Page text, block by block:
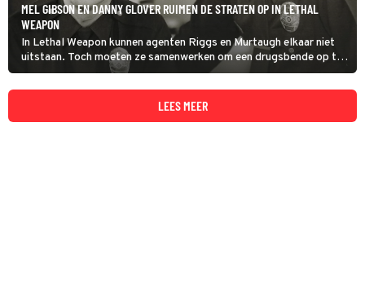
MEL GIBSON EN DANNY GLOVER RUIMEN DE STRATEN OP IN LETHAL
WEAPON
In Lethal Weapon kunnen agenten Riggs en Murtaugh elkaar niet
uitstaan. Toch moeten ze samenwerken om een drugsbende op te
rollen.
LEES MEER